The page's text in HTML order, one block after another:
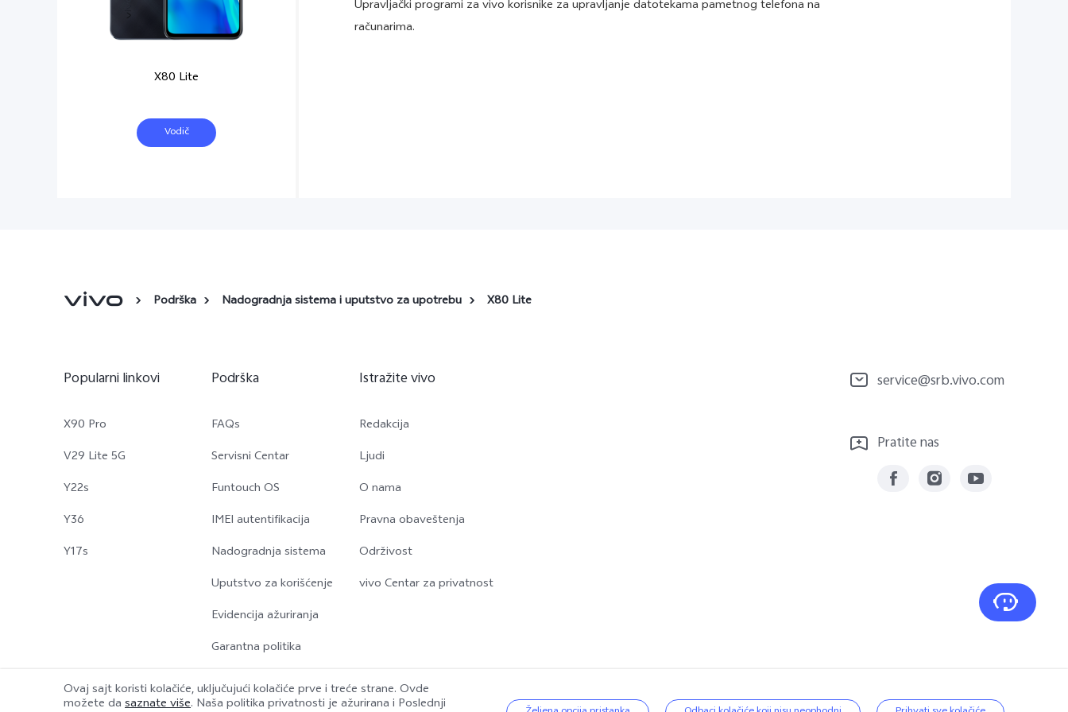
X80 Lite
Vodič
Upravljački programi za vivo korisnike za upravljanje datotekama pametnog telefona na
računarima.
Podrška Nadogradnja sistema i uputstvo za upotrebu X80 Lite
Popularni linkovi
X90 Pro
V29 Lite 5G
Y22s
Y36
Y17s
Podrška
FAQs
Servisni Centar
Funtouch OS
IMEI autentifikacija
Nadogradnja sistema
Uputstvo za korišćenje
Evidencija ažuriranja
Garantna politika
Istražite vivo
Redakcija
Ljudi
O nama
Pravna obaveštenja
Održivost
vivo Centar za privatnost
service@srb.vivo.com
Pratite nas
Ovaj sajt koristi kolačiće, uključujući kolačiće prve i treće strane. Ovde
možete da saznate više. Naša politika privatnosti je ažurirana i Poslednji